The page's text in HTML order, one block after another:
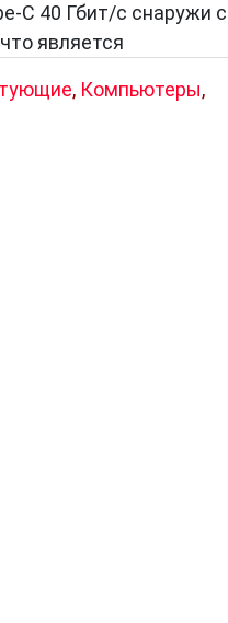
C 40 Гбит/с снаружи с
является
, Компьютеры,